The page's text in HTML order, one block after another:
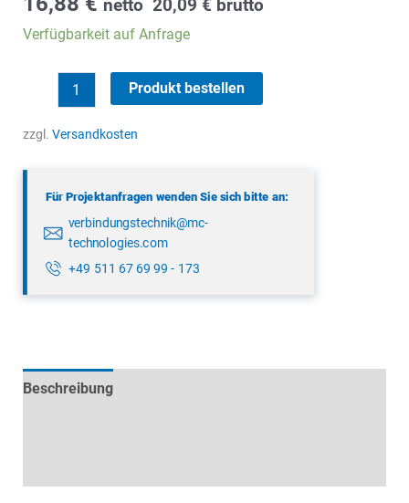
netto 20,09 € brutto
Verfügbarkeit auf Anfrage
0147
Menge
Produkt bestellen
zzgl. Versandkosten
Für Projektanfragen wenden Sie sich bitte an:
verbindungstechnik@mc-
technologies.com
+49 511 67 69 99 - 173
Beschreibung